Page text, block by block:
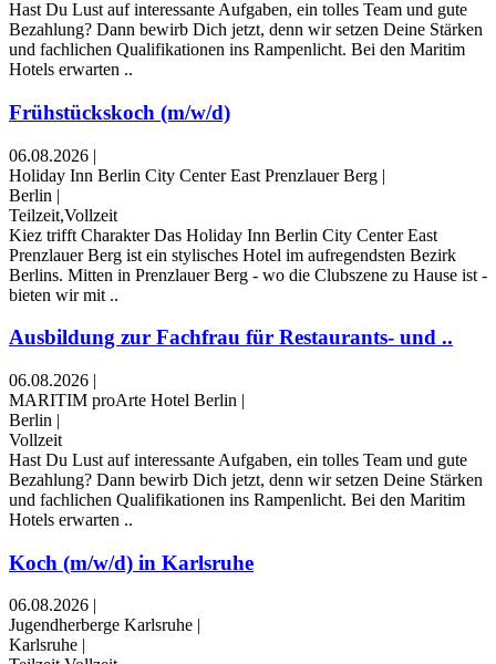
Hast Du Lust auf interessante Aufgaben, ein tolles Team und gute
Bezahlung? Dann bewirb Dich jetzt, denn wir setzen Deine Stärken
und fachlichen Qualifikationen ins Rampenlicht. Bei den Maritim
Hotels erwarten ..
Frühstückskoch (m/w/d)
06.08.2026 |
Holiday Inn Berlin City Center East Prenzlauer Berg |
Berlin |
Teilzeit,Vollzeit
Kiez trifft Charakter Das Holiday Inn Berlin City Center East
Prenzlauer Berg ist ein stylisches Hotel im aufregendsten Bezirk
Berlins. Mitten in Prenzlauer Berg - wo die Clubszene zu Hause ist -
bieten wir mit ..
Ausbildung zur Fachfrau für Restaurants- und ..
06.08.2026 |
MARITIM proArte Hotel Berlin |
Berlin |
Vollzeit
Hast Du Lust auf interessante Aufgaben, ein tolles Team und gute
Bezahlung? Dann bewirb Dich jetzt, denn wir setzen Deine Stärken
und fachlichen Qualifikationen ins Rampenlicht. Bei den Maritim
Hotels erwarten ..
Koch (m/w/d) in Karlsruhe
06.08.2026
Jugendherberge Karlsruhe
Karlsruhe